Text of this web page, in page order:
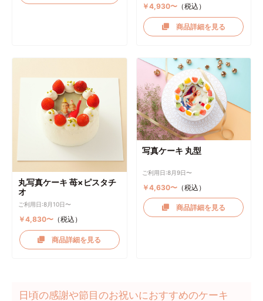
￥4,930〜 （税込）
商品詳細を見る
丸写真ケーキ 苺×ピスタチ
オ
ご利用日:8月10日〜
￥4,830〜（税込）
商品詳細を見る
写真ケーキ 丸型
ご利用日:8月9日〜
￥4,630〜 （税込）
商品詳細を見る
日頃の感謝や節目のお祝いにおすすめのケーキ